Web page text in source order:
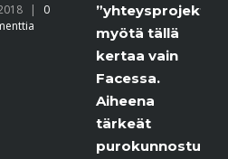
0
”yhteysprojektimme”
myötä tällä
kertaa vain
Facessa.
Aiheena
tärkeät
purokunnostukset.